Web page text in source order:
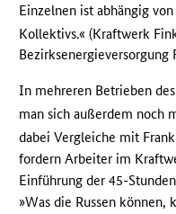
Einzelnen ist abhängig
Kollektivs.« (Kraftwerk
Bezirksenergieversorgung
In mehreren Betrieben
man sich außerdem noch
dabei Vergleiche mit
fordern Arbeiter im
Einführung der 45-
»Was die Russen können,